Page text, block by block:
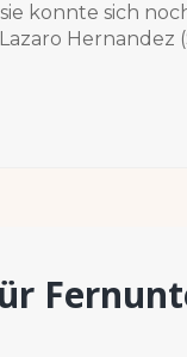
konnte sich
Hernandez